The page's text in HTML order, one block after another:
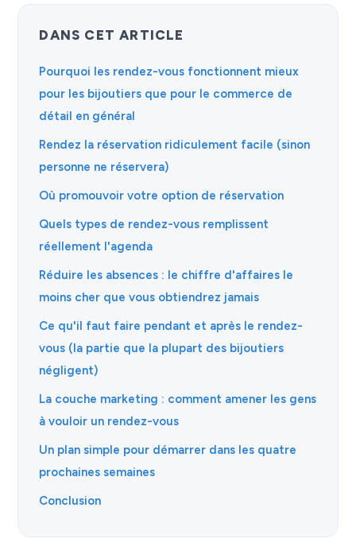
DANS CET ARTICLE
Pourquoi les rendez-vous fonctionnent mieux
pour les bijoutiers que pour le commerce de
détail en général
Rendez la réservation ridiculement facile (sinon
personne ne réservera)
Où promouvoir votre option de réservation
Quels types de rendez-vous remplissent
réellement l'agenda
Réduire les absences : le chiffre d'affaires le
moins cher que vous obtiendrez jamais
Ce qu'il faut faire pendant et après le rendez-
vous (la partie que la plupart des bijoutiers
négligent)
La couche marketing : comment amener les gens
à vouloir un rendez-vous
Un plan simple pour démarrer dans les quatre
prochaines semaines
Conclusion